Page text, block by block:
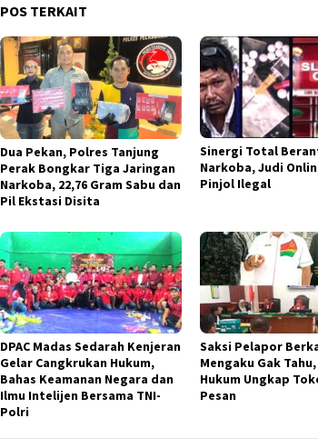
POS TERKAIT
Dua Pekan, Polres Tanjung
Perak Bongkar Tiga Jaringan
Narkoba, 22,76 Gram Sabu dan
Pil Ekstasi Disita
Sinergi Total
Narkoba, Judi
Pinjol Ilegal
DPAC Madas Sedarah Kenjeran
Gelar Cangkrukan Hukum,
Bahas Keamanan Negara dan
Ilmu Intelijen Bersama TNI-
Polri
Saksi Pelapor
Mengaku Gak
Hukum Ungkap
Pesan